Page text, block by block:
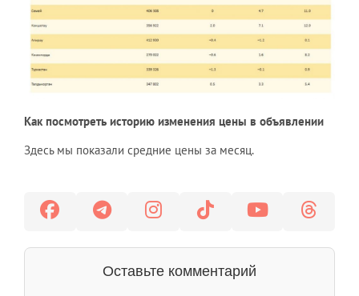
Как посмотреть историю изменения цены в объявлении
Здесь мы показали средние цены за месяц.
Оставьте комментарий